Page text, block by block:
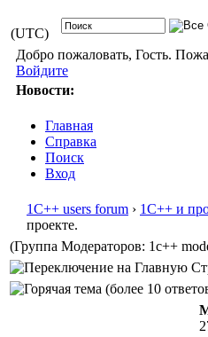
(UTC)
Добро пожаловать, Гость.
Войдите
Новости:
Главная
Справка
Поиск
Вход
1С++ users forum › 1С++ и
проекте.
(Группа Модераторов: 1c++